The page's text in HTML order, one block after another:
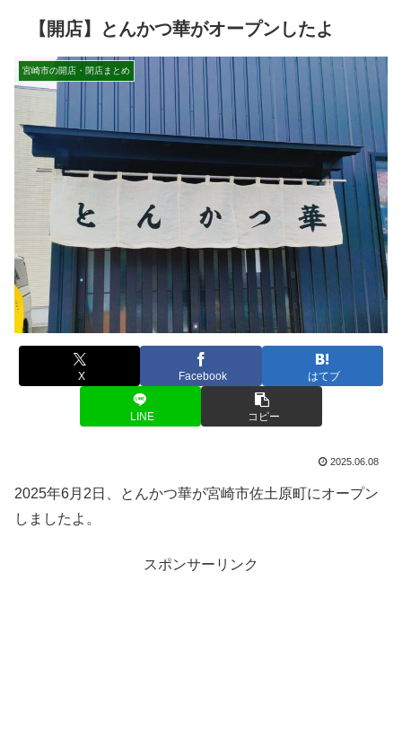
【開店】とんかつ華がオープンしたよ
宮崎市の開店・閉店まとめ
X Facebook はてブ
LINE コピー
2025.06.08
2025年6月2日、とんかつ華が宮崎市佐土原町にオープン
しましたよ。
スポンサーリンク